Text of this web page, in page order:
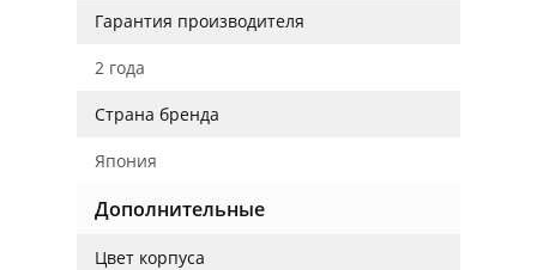
Гарантия производителя
2 года
Страна бренда
Япония
Дополнительные
Цвет корпуса